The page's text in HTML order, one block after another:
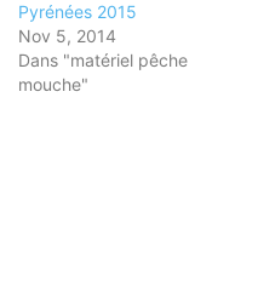
Pyrénées 2015
Nov 5, 2014
Dans "matériel pêche
mouche"